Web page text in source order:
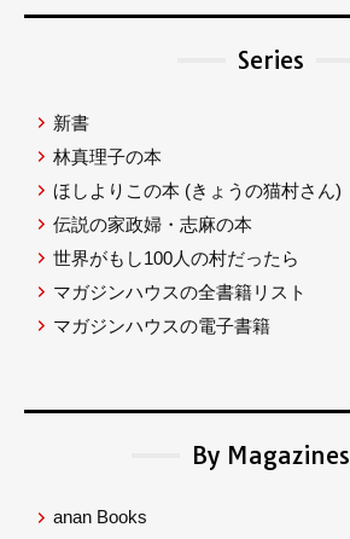
Series
新書
林真理子の本
ほしよりこの本 (きょうの猫村さん)
伝説の家政婦・志麻の本
世界がもし100人の村だったら
マガジンハウスの全書籍リスト
マガジンハウスの電子書籍
By Magazines
anan Books